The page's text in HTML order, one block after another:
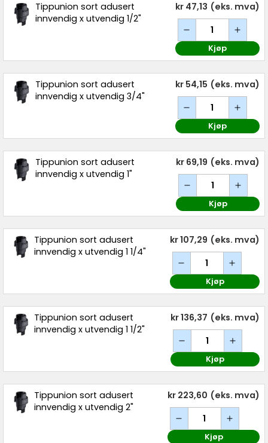
Tippunion sort adusert
innvendig x utvendig 1/2"
kr 47,13 (eks. mva)
Kjøp
Tippunion sort adusert
innvendig x utvendig 3/4"
kr 54,15 (eks. mva)
Kjøp
Tippunion sort adusert
innvendig x utvendig 1"
kr 69,19 (eks. mva)
Kjøp
Tippunion sort adusert
innvendig x utvendig 1 1/4"
kr 107,29 (eks. mva)
Kjøp
Tippunion sort adusert
innvendig x utvendig 1 1/2"
kr 136,37 (eks. mva)
Kjøp
Tippunion sort adusert
innvendig x utvendig 2"
kr 223,60 (eks. mva)
Kjøp